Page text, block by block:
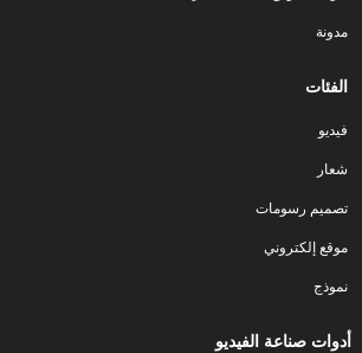
مدونة
الفئات
فيديو
شعار
تصميم رسومات
موقع إلكتروني
نموذج
أدوات صناعة الفيديو